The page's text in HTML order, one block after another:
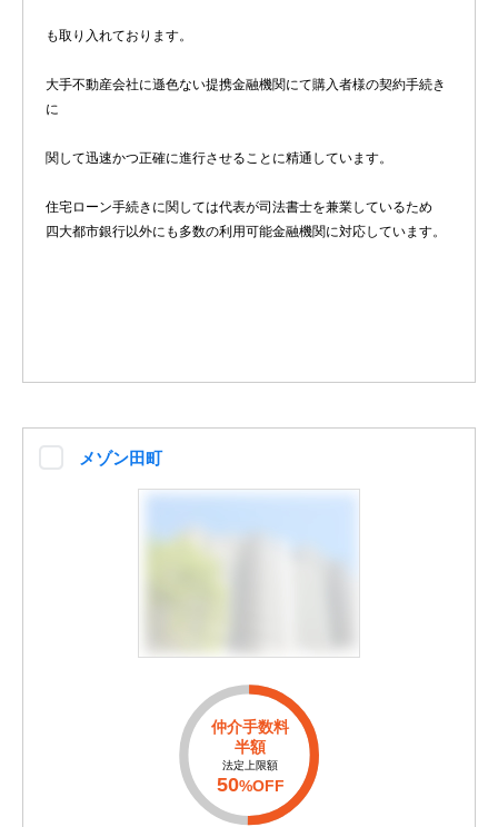
も取り入れております。
大手不動産会社に遜色ない提携金融機関にて購入者様の契約手続き
に
関して迅速かつ正確に進行させることに精通しています。
住宅ローン手続きに関しては代表が司法書士を兼業しているため
四大都市銀行以外にも多数の利用可能金融機関に対応しています。
メゾン田町
仲介手数料
半額
法定上限額
50%OFF